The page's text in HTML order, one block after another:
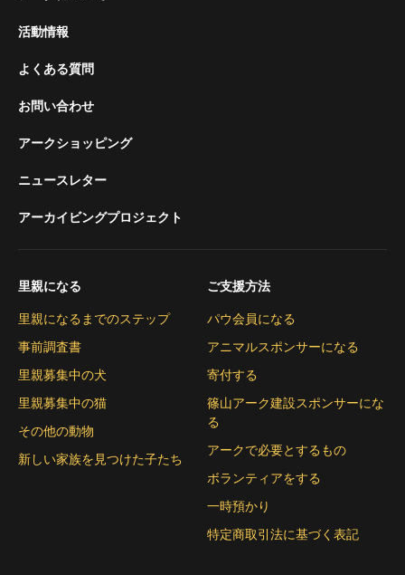
活動情報
よくある質問
お問い合わせ
アークショッピング
ニュースレター
アーカイビングプロジェクト
里親になる
里親になるまでのステップ
事前調査書
里親募集中の犬
里親募集中の猫
その他の動物
新しい家族を見つけた子たち
ご支援方法
パウ会員になる
アニマルスポンサーになる
寄付する
篠山アーク建設スポンサーにな
る
アークで必要とするもの
ボランティアをする
一時預かり
特定商取引法に基づく表記